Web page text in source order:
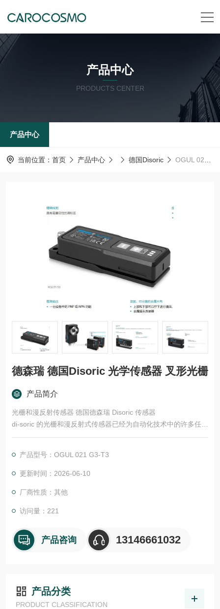
产品中心
PRODUCTS CENTER
产品中心
当前位置： 首页 产品中心 德国Disoric OGUL 021 G3-T3德森瑞 德国Disoric 光学传感器 叉形光栅
德森瑞 德国Disoric 光学传感器 叉形光栅
产品简介
光栅和漫反射传感器 德国德森瑞 Disoric 传感器
di-soric 的光栅和漫反射式传感器已经为自动化技术中的许多任务
领域开发了多种型号和功能原理。这些产品适用于快速、安全的
器.LHT 41 M 0.2 G3-T3德国德森瑞 DISORIC传感器Disoric德森
瑞 德森瑞 德国Disoric 光学传感器 叉形光栅
产品型号：OGUL 021 G3-T3
更新时间：2026-06-10
厂商性质：其他
访问量：221
产品咨询 13146661032
产品分类
PRODUCT CLASSIFICATION